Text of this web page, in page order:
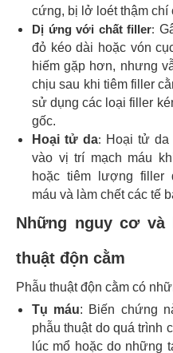
cứng, bị lở loét thậm chí
Dị ứng với chất filler:
đỏ kéo dài hoặc vón
hiếm gặp hơn, nhưng
chịu sau khi tiêm filler
sử dụng các loại filler
gốc.
Hoại tử da: Hoại tử
vào vị trí mạch máu
hoặc tiêm lượng filler
máu và làm chết các tế
Những nguy cơ và
thuật độn cằm
Phẫu thuật độn cằm có
Tụ máu: Biến chứng
phẫu thuật do quá trình
lúc mổ hoặc do những